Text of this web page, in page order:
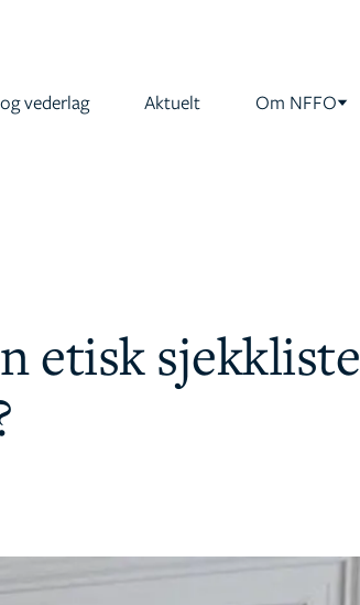
vederlag Aktuelt Om NFFO
etisk sjekkliste